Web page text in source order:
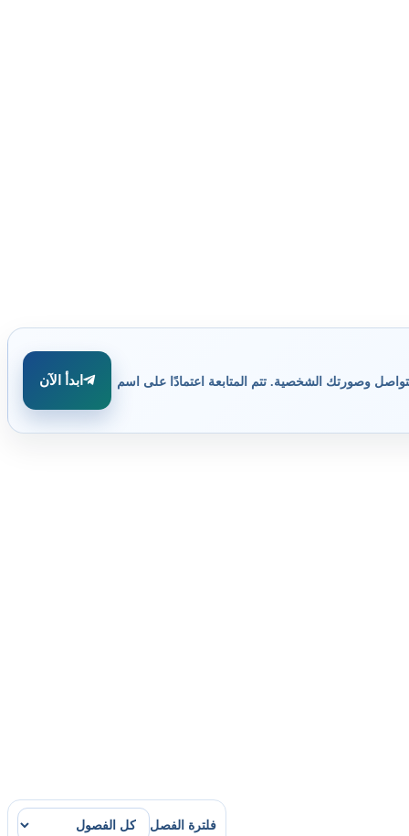
وصورتك الشخصية. تتم المتابعة اعتمادًا على اسم ابدأ الآن
فلترة الفصل